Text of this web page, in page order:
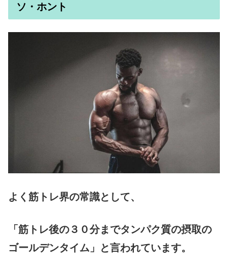
ソ・ホント
よく筋トレ界の常識として、
「筋トレ後の３０分までタンパク質の摂取の
ゴールデンタイム」と言われています。